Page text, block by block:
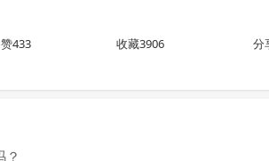
赞433 收藏3906 分